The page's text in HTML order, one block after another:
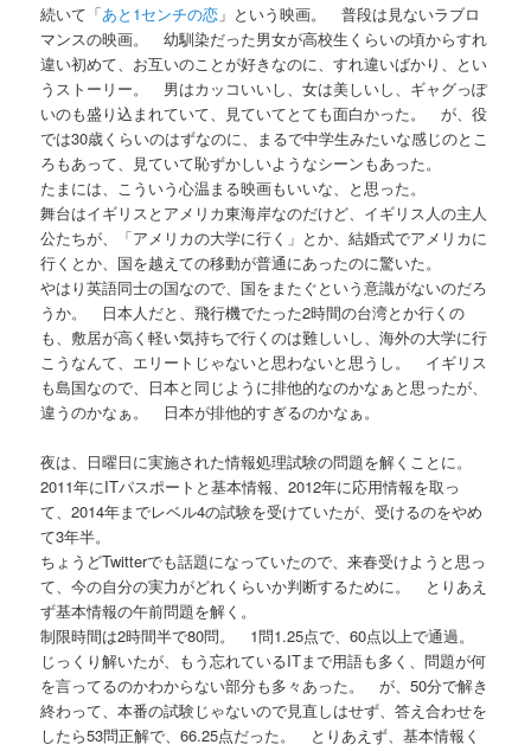
続いて「あと1センチの恋 」という映画。 普段は見ないラブロ
マンスの映画。 幼馴染だった男女が高校生くらいの頃からすれ
違い初めて、お互いのことが好きなのに、すれ違いばかり、とい
うストーリー。 男はカッコいいし、女は美しいし、ギャグっぽ
いのも盛り込まれていて、見ていてとても面白かった。 が、役
では30歳くらいのはずなのに、まるで中学生みたいな感じのとこ
ろもあって、見ていて恥ずかしいようなシーンもあった。
たまには、こういう心温まる映画もいいな、と思った。
舞台はイギリスとアメリカ東海岸なのだけど、イギリス人の主人
公たちが、「アメリカの大学に行く」とか、結婚式でアメリカに
行くとか、国を越えての移動が普通にあったのに驚いた。
やはり英語同士の国なので、国をまたぐという意識がないのだろ
うか。 日本人だと、飛行機でたった2時間の台湾とか行くの
も、敷居が高く軽い気持ちで行くのは難しいし、海外の大学に行
こうなんて、エリートじゃないと思わないと思うし。 イギリス
も島国なので、日本と同じように排他的なのかなぁと思ったが、
違うのかなぁ。 日本が排他的すぎるのかなぁ。
夜は、日曜日に実施された情報処理試験の問題を解くことに。
2011年にITパスポートと基本情報、2012年に応用情報を取っ
て、2014年までレベル4の試験を受けていたが、受けるのをやめ
て3年半。
ちょうどTwitterでも話題になっていたので、来春受けようと思っ
て、今の自分の実力がどれくらいか判断するために。 とりあえ
ず基本情報の午前問題を解く。
制限時間は2時間半で80問。 1問1.25点で、60点以上で通過。
じっくり解いたが、もう忘れているITまで用語も多く、問題が何
を言ってるのかわからない部分も多々あった。 が、50分で解き
終わって、本番の試験じゃないので見直しはせず、答え合わせを
したら53問正解で、66.25点だった。 とりあえず、基本情報く